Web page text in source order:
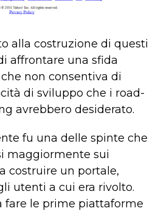
alla costruzione di questi
affrontare una sfida
non consentiva di
di sviluppo che i road-
avrebbero desiderato.
fu una delle spinte che
maggiormente sui
costruire un portale,
utenti a cui era rivolto.
fare le prime piattaforme